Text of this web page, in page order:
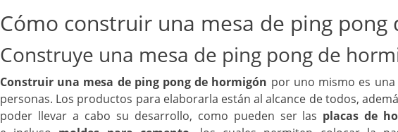
Cómo construir una mesa de ping pong
Construye una mesa de ping pong de
Construir una mesa de ping pong de hormigón por uno mismo es una
personas. Los productos para elaborarla están al alcance de todos,
poder llevar a cabo su desarrollo, como pueden ser las placas de